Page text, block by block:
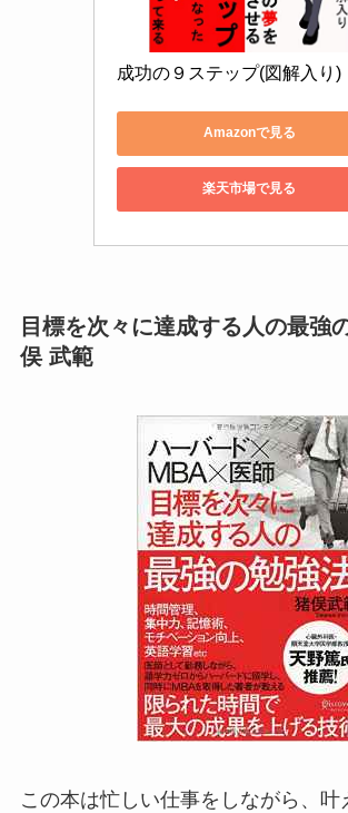
成功の９ステップ(図解入り)
Amazonで見る
楽天市場で見る
目標を次々に達成する人の最
俣 武範
この本は忙しい仕事をしながら、叶